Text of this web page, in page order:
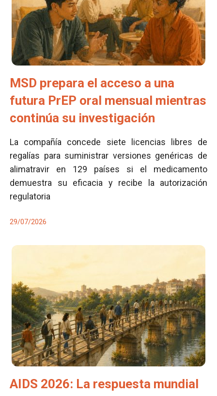
MSD prepara el acceso a una
futura PrEP oral mensual mientras
continúa su investigación
La compañía concede siete licencias libres de
regalías para suministrar versiones genéricas de
alimatravir en 129 países si el medicamento
demuestra su eficacia y recibe la autorización
regulatoria
29/07/2026
AIDS 2026: La respuesta mundial